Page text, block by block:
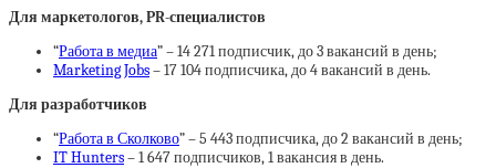
Для маркетологов, PR-специалистов
“Работа в медиа” – 14 271 подписчик, до 3 вакансий в день;
Marketing Jobs– 17 104 подписчика, до 4 вакансий в день.
Для разработчиков
“Работа в Сколково” – 5 443 подписчика, до 2 вакансий в день;
IT Hunters– 1 647 подписчиков, 1 вакансия в день.